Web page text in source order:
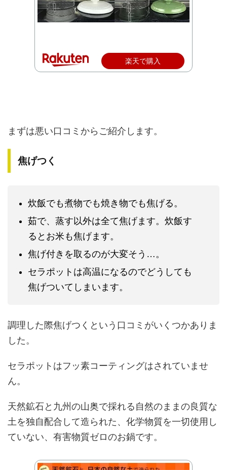
楽天で購入
まずは悪い口コミからご紹介します。
焦げつく
炊飯でも煮物でも焼き物でも焦げる。
茹で、蒸す以外は全て焦げます。炊飯す
るとお米も焦げます。
焦げ付きを取るのが大変そう…。
セラポットは高温になるのでどうしても
焦げついてしまいます。
調理した際焦げつくという口コミがいくつかありま
した。
セラポットはフッ素コーティングはされていませ
ん。
天然鉱石と九州の山奥で採れる自然のままの良質な
土を独自配合して造られた、化学物質を一切使用し
ていない、有害物質ゼロのお鍋です。